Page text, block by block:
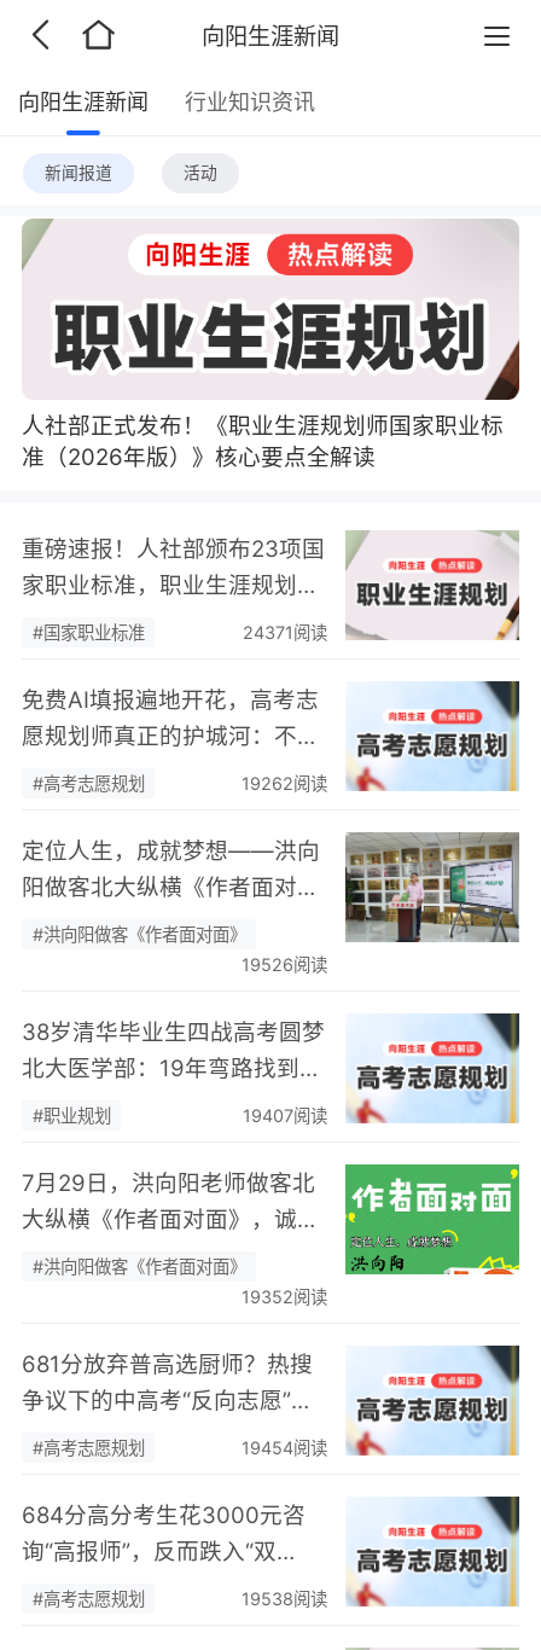
向阳生涯新闻
向阳生涯新闻 行业知识资讯
新闻报道 活动
人社部正式发布！《职业生涯规划师国家职业标
准（2026年版）》核心要点全解读
重磅速报！人社部颁布23项国
家职业标准，职业生涯规划师
正式入列
#国家职业标准 24371阅读
免费AI填报遍地开花，高考志
愿规划师真正的护城河：不靠
数据，靠“人”
#高考志愿规划 19262阅读
定位人生，成就梦想——洪向
阳做客北大纵横《作者面对
面》开展职业规划专题分享
#洪向阳做客《作者面对面》
19526阅读
38岁清华毕业生四战高考圆梦
北大医学部：19年弯路找到终
身热爱，可幸又可惜！
#职业规划 19407阅读
7月29日，洪向阳老师做客北
大纵横《作者面对面》，诚邀
您现场相聚！
#洪向阳做客《作者面对面》
19352阅读
681分放弃普高选厨师？热搜
争议下的中高考“反向志愿”
潮，藏着职业规划新逻辑
#高考志愿规划 19454阅读
684分高分考生花3000元咨
询“高报师”，反而跌入“双
非”：高考志愿规划避坑指
#高考志愿规划 19538阅读